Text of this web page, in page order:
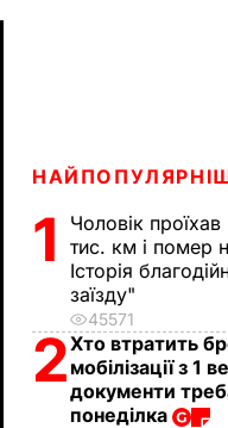
1
Чоловік
тис. км і помер
Історія
заїзду"
45571
2Хто втратить
мобілізації з 1
документи
понеділка